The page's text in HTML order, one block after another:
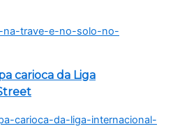
carioca da Liga